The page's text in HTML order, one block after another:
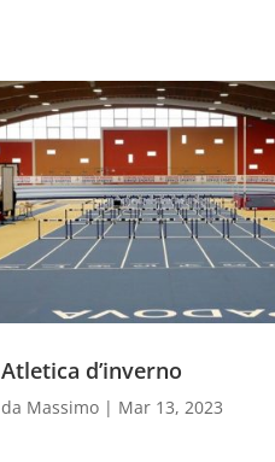
Atletica d’inverno
da Massimo | Mar 13, 2023